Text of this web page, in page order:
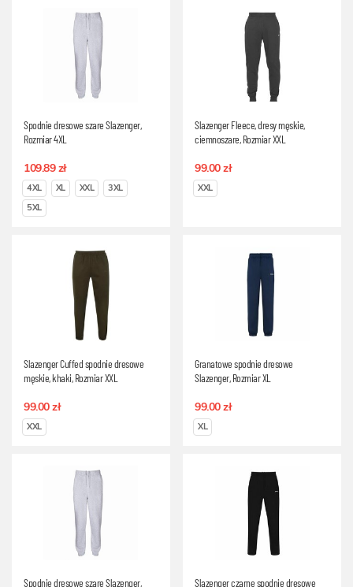
Spodnie dresowe szare Slazenger,
Rozmiar 4XL
109.89 zł
4XL XL XXL
3XL
5XL
Slazenger Fleece, dresy męskie,
ciemnoszare, Rozmiar XXL
99.00 zł
XXL
Slazenger Cuffed spodnie dresowe
męskie, khaki, Rozmiar XXL
99.00 zł
XXL
Granatowe spodnie dresowe
Slazenger, Rozmiar XL
99.00 zł
XL
Spodnie dresowe szare Slazenger,
Slazenger czarne spodnie dresowe